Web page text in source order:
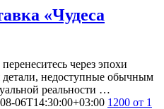
«Чудеса
через эпохи
недоступные обычным
реальности …
06T14:30:00+03:00 1200 от 1